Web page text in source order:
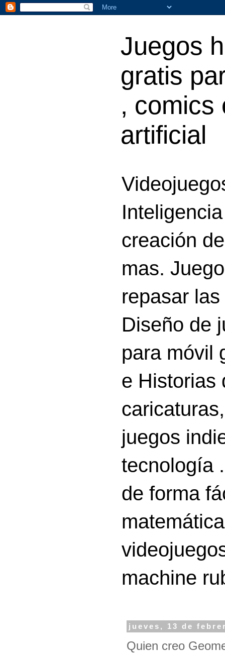
Juegos
gratis
, comics
artificial
creación
mas.
repasar
Diseño de
para móvil
e Historias
juegos
tecnología
de forma
machine
jueves, 13 de
Quien creo